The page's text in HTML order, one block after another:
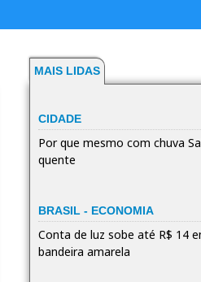
MAIS LIDAS
CIDADE
Por que mesmo com chuva
quente
BRASIL - ECONOMIA
Conta de luz sobe até R$ 14
bandeira amarela